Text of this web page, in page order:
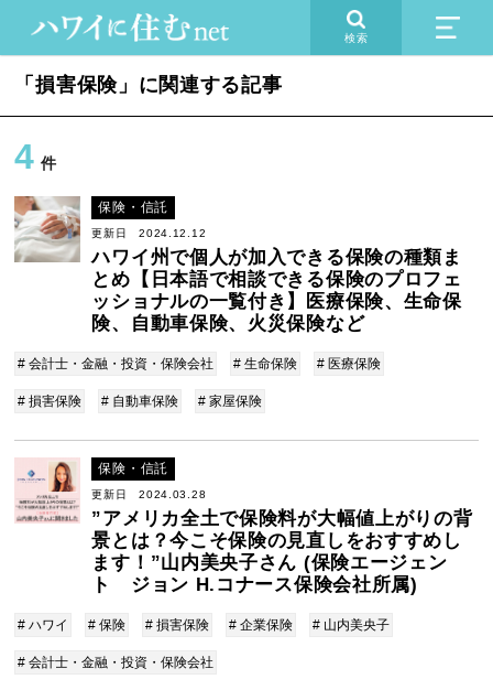
検索
「損害保険」に関連する記事
4 件
保険・信託
更新日 2024.12.12
ハワイ州で個人が加入できる保険の種類ま
とめ【日本語で相談できる保険のプロフェ
ッショナルの一覧付き】医療保険、生命保
険、自動車保険、火災保険など
# 会計士・金融・投資・保険会社 # 生命保険 # 医療保険
# 損害保険 # 自動車保険 # 家屋保険
保険・信託
更新日 2024.03.28
”アメリカ全土で保険料が大幅値上がりの背
景とは？今こそ保険の見直しをおすすめし
ます！”山内美央子さん (保険エージェン
ト ジョン H.コナース保険会社所属)
# ハワイ # 保険 # 損害保険 # 企業保険 # 山内美央子
# 会計士・金融・投資・保険会社